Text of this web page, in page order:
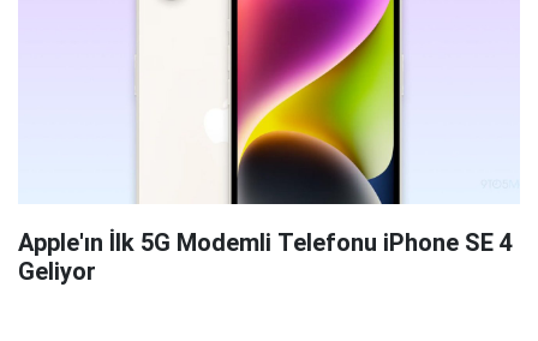
Apple'ın İlk 5G Modemli Telefonu iPhone SE 4
Geliyor